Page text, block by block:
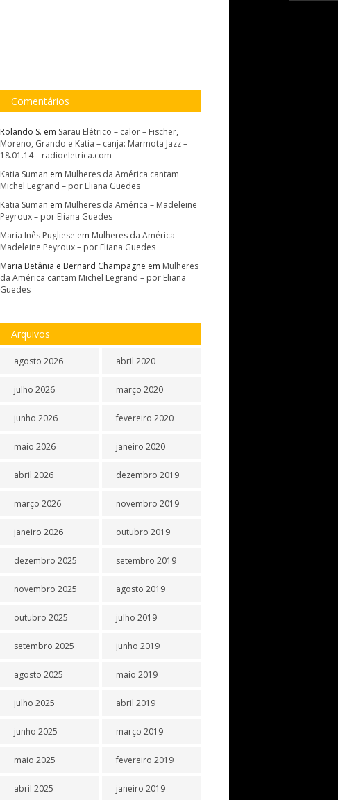
Comentários
Rolando S. em Sarau Elétrico – calor – Fischer,
Moreno, Grando e Katia – canja: Marmota Jazz –
18.01.14 – radioeletrica.com
Katia Suman em Mulheres da América cantam
Michel Legrand – por Eliana Guedes
Katia Suman em Mulheres da América – Madeleine
Peyroux – por Eliana Guedes
Maria Inês Pugliese em Mulheres da América –
Madeleine Peyroux – por Eliana Guedes
Maria Betânia e Bernard Champagne em Mulheres
da América cantam Michel Legrand – por Eliana
Guedes
Arquivos
agosto 2026
julho 2026
junho 2026
maio 2026
abril 2026
março 2026
janeiro 2026
dezembro 2025
novembro 2025
outubro 2025
setembro 2025
agosto 2025
julho 2025
junho 2025
maio 2025
abril 2025
abril 2020
março 2020
fevereiro 2020
janeiro 2020
dezembro 2019
novembro 2019
outubro 2019
setembro 2019
agosto 2019
julho 2019
junho 2019
maio 2019
abril 2019
março 2019
fevereiro 2019
janeiro 2019